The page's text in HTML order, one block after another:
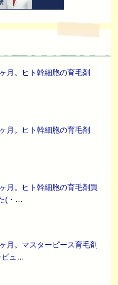
月。ヒト幹細胞の育毛剤
月。ヒト幹細胞の育毛剤
月。ヒト幹細胞の育毛剤買
(・…
月。マスターピース育毛剤
ビュ…